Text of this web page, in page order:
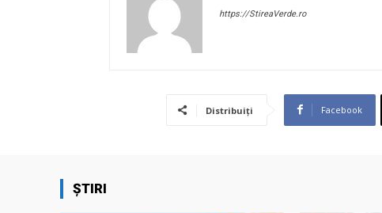
https://StireaVerde.ro
Distribuiți Facebook
ȘTIRI